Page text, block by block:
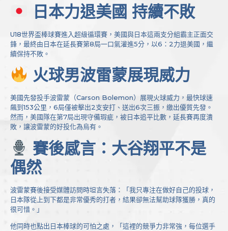
日本力退美國 持續不敗
U18世界盃棒球賽進入超級循環賽，美國與日本這兩支分組霸主正面交
鋒，最終由日本在延長賽第8局一口氣灌進5分，以6：2力退美國，繼
續保持不敗。
火球男波雷蒙展現威力
美國先發投手波雷蒙（Carson Bolemon）展現火球威力，最快球速
飆到153公里，6局僅被擊出2支安打、送出6次三振，繳出優質先發。
然而，美國隊在第7局出現守備瑕疵，被日本追平比數，延長賽再度潰
敗，讓波雷蒙的好投化為烏有。
賽後感言：大谷翔平不是
偶然
波雷蒙賽後接受媒體訪問時坦言失落：「我只專注在做好自己的投球，
日本隊從上到下都是非常優秀的打者，結果卻無法幫助球隊獲勝，真的
很可惜。」
他同時也點出日本棒球的可怕之處，「這裡的競爭力非常強，每位選手